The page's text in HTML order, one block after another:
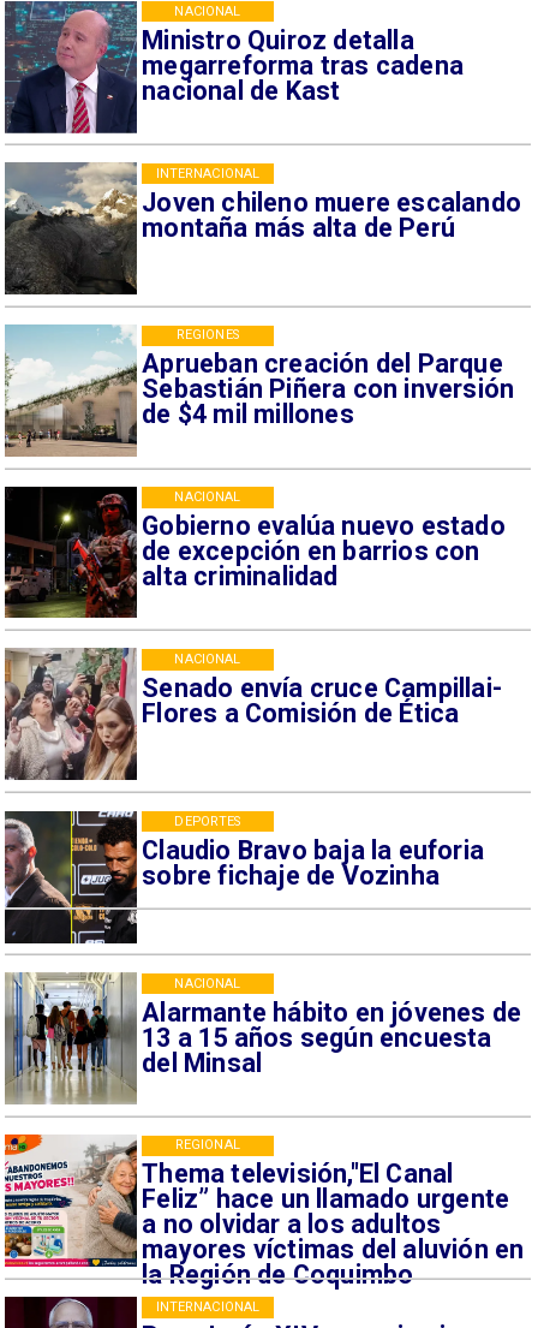
Ministro Quiroz detalla
megarreforma tras cadena
nacional de Kast
NACIONAL
Joven chileno muere escalando
montaña más alta de Perú
INTERNACIONAL
Aprueban creación del Parque
Sebastián Piñera con inversión
de $4 mil millones
REGIONES
Gobierno evalúa nuevo estado
de excepción en barrios con
alta criminalidad
NACIONAL
Senado envía cruce Campillai-
Flores a Comisión de Ética
NACIONAL
Claudio Bravo baja la euforia
sobre fichaje de Vozinha
DEPORTES
Alarmante hábito en jóvenes de
13 a 15 años según encuesta
del Minsal
NACIONAL
Thema televisión,"El Canal
Feliz” hace un llamado urgente
a no olvidar a los adultos
mayores víctimas del aluvión en
la Región de Coquimbo
REGIONAL
INTERNACIONAL